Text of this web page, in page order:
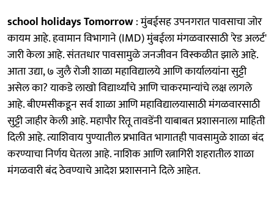
school holidays Tomorrow: मुंबईसह उपनगरात पावसाचा जोर
कायम आहे. हवामान विभागाने (IMD) मुंबईला मंगळवारसाठी 'रेड अलर्ट'
जारी केला आहे. संततधार पावसामुळे जनजीवन विस्कळीत झाले आहे.
आता उद्या, ७ जुलै रोजी शाळा महाविद्यालये आणि कार्यालयांना सुट्टी
असेल का? याकडे लाखो विद्यार्थ्यांचे आणि चाकरमान्यांचे लक्ष लागले
आहे. बीएमसीकडून सर्व शाळा आणि महाविद्यालयासाठी मंगळवारसाठी
सुट्टी जाहीर केली आहे. महापौर रितू तावडेंनी याबाबत प्रशासनाला माहिती
दिली आहे. त्याशिवाय पुण्यातील प्रभावित भागातही पावसामुळे शाळा बंद
करण्याचा निर्णय घेतला आहे. नाशिक आणि रत्नागिरी शहरातील शाळा
मंगळवारी बंद ठेवण्याचे आदेश प्रशासनाने दिले आहेत.